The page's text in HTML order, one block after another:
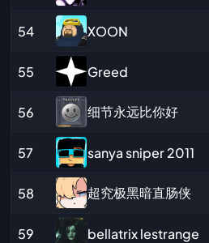
54 XOON
55 Greed
56 细节永远比你好
57 sanya sniper 2011
58 超究极黑暗直肠侠
59 bellatrix lestrange